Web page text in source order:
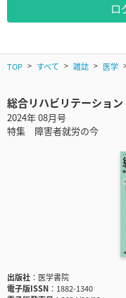
ロ
TOP すべて 雑誌 医学
総合リハビリテーショ
2024年 08月号
特集 障害者就労の今
出版社
医学書院
電子版ISSN
1882-1340